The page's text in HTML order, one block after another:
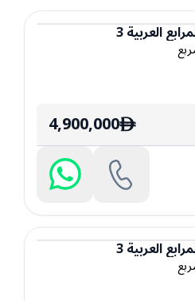
العربية 3
ê
4,900,000
العربية 3